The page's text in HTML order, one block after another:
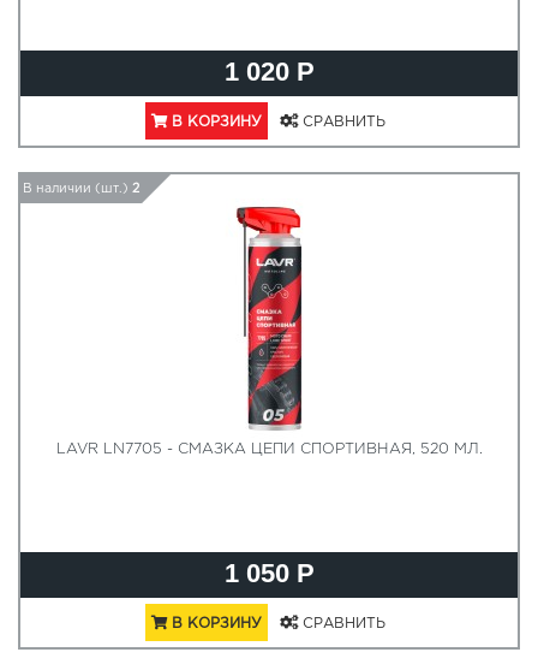
1 020 Р
В КОРЗИНУ СРАВНИТЬ
В наличии (шт.) 2
LAVR LN7705 - СМАЗКА ЦЕПИ СПОРТИВНАЯ, 520 МЛ.
1 050 Р
В КОРЗИНУ СРАВНИТЬ